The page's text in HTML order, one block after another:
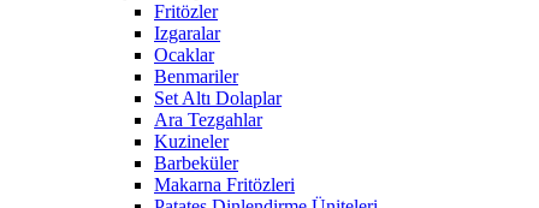
Fritözler
Izgaralar
Ocaklar
Benmariler
Set Altı Dolaplar
Ara Tezgahlar
Kuzineler
Barbeküler
Makarna Fritözleri